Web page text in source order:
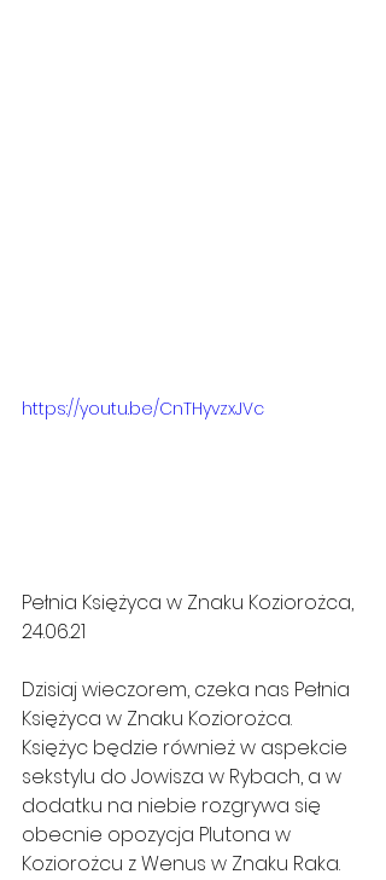
https://youtu.be/CnTHyvzxJVc
Pełnia Księżyca w Znaku Koziorożca,
24.06.21
Dzisiaj wieczorem, czeka nas Pełnia
Księżyca w Znaku Koziorożca.
Księżyc będzie również w aspekcie
sekstylu do Jowisza w Rybach, a w
dodatku na niebie rozgrywa się
obecnie opozycja Plutona w
Koziorożcu z Wenus w Znaku Raka.